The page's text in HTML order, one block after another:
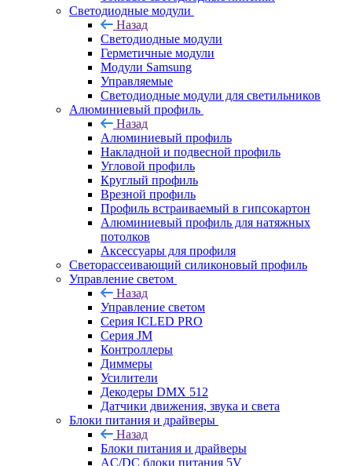
Светодиодные модули
Назад
Светодиодные модули
Герметичные модули
Модули Samsung
Управляемые
Светодиодные модули для светильников
Алюминиевый профиль
Назад
Алюминиевый профиль
Накладной и подвесной профиль
Угловой профиль
Круглый профиль
Врезной профиль
Профиль встраиваемый в гипсокартон
Алюминиевый профиль для натяжных
потолков
Аксессуары для профиля
Светорассеивающий силиконовый профиль
Управление светом
Назад
Управление светом
Серия ICLED PRO
Серия JM
Контроллеры
Диммеры
Усилители
Декодеры DMX 512
Датчики движения, звука и света
Блоки питания и драйверы
Назад
Блоки питания и драйверы
AC/DC блоки питания 5V